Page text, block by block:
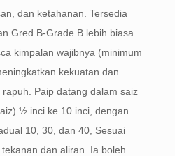
dan ketahanan. Tersedia
Gred B-Grade B lebih biasa
kimpalan wajibnya (minimum
kekuatan dan
Paip datang dalam saiz
½ inci ke 10 inci, dengan
10, 30, dan 40, Sesuai
dan aliran. Ia boleh